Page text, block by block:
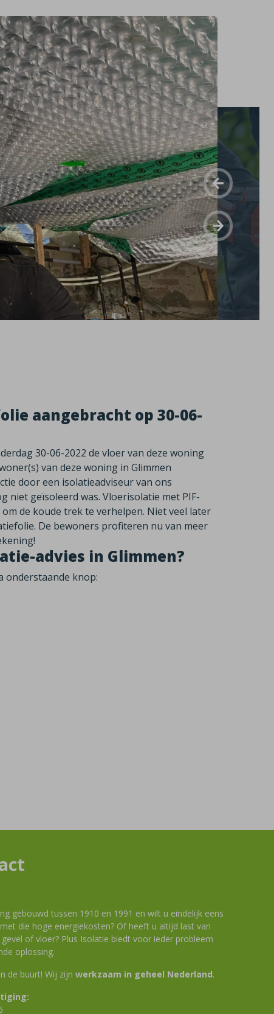
aangebracht op 30-06-
30-06-2022 de vloer van deze woning
van deze woning in Glimmen
door een isolatieadviseur van ons
niet geïsoleerd was. Vloerisolatie met PIF-
de koude trek te verhelpen. Niet veel later
De bewoners profiteren nu van meer
advies in Glimmen?
onderstaande knop:
gebouwd tussen 1910 en 1991 en wilt u eindelijk eens
die hoge energiekosten? Of heeft u altijd last van
of vloer? Plus Isolatie biedt voor ieder probleem
oplossing.
de buurt! Wij zijn werkzaam in geheel Nederland.